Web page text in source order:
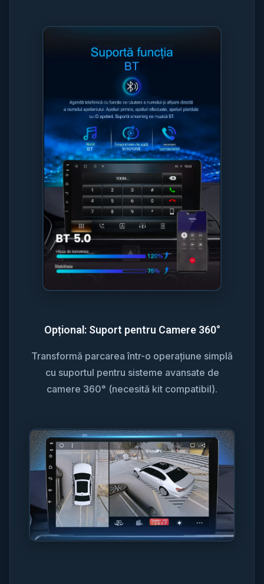
Opțional: Suport pentru Camere 360°
Transformă parcarea într-o operațiune simplă
cu suportul pentru sisteme avansate de
camere 360° (necesită kit compatibil).